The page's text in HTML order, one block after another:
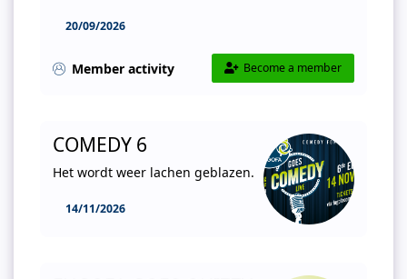
20/09/2026
Member activity Become a member
COMEDY 6
Het wordt weer lachen geblazen.
14/11/2026